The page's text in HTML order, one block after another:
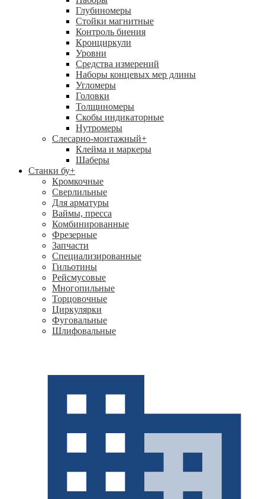
Глубиномеры
Стойки магнитные
Контроль биения
Кронциркули
Уровни
Средства измерений
Наборы концевых мер длины
Угломеры
Головки
Толщиномеры
Скобы индикаторные
Нутромеры
Слесарно-монтажный+
Клейма и маркеры
Шаберы
Станки бу+
Кромкочные
Сверлильные
Для арматуры
Ваймы, пресса
Комбинированные
Фрезерные
Запчасти
Специализированные
Гильотины
Рейсмусовые
Многопильные
Торцовочные
Циркулярки
Фуговальные
Шлифовальные